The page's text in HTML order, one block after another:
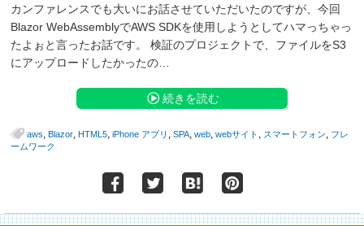
カンファレンスでも大いにお話させていただいたのですが、今回
Blazor WebAssemblyでAWS SDKを使用しようとしてハマっちゃっ
たよぉと言ったお話です。 検証のプロジェクトで、ファイルをS3
にアップロードしたかったの…
続きを読む
aws, Blazor, HTML5, iPhone アプリ , SPA, web, webサイト , スマートフォン, フレ
ームワーク